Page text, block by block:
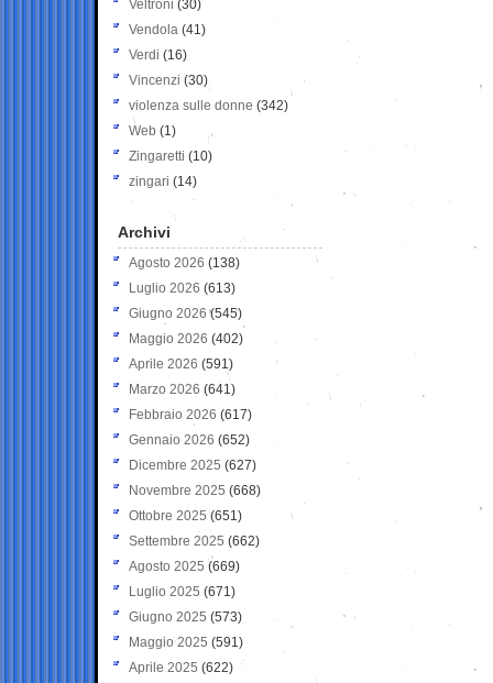
Veltroni (30)
Vendola (41)
Verdi (16)
Vincenzi (30)
violenza sulle donne (342)
Web (1)
Zingaretti (10)
zingari (14)
Archivi
Agosto 2026 (138)
Luglio 2026 (613)
Giugno 2026 (545)
Maggio 2026 (402)
Aprile 2026 (591)
Marzo 2026 (641)
Febbraio 2026 (617)
Gennaio 2026 (652)
Dicembre 2025 (627)
Novembre 2025 (668)
Ottobre 2025 (651)
Settembre 2025 (662)
Agosto 2025 (669)
Luglio 2025 (671)
Giugno 2025 (573)
Maggio 2025 (591)
Aprile 2025 (622)